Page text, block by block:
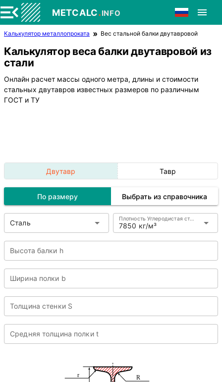
METCALC.INFO
Калькулятор металлопроката Вес стальной балки двутавровой
Калькулятор веса балки двутавровой из
стали
Онлайн расчет массы одного метра, длины и стоимости
стальных двутавров известных размеров по различным
ГОСТ и ТУ
Двутавр Тавр
По размеру Выбрать из справочника
Сталь 7850 кг/м³
Плотность Углеродистая сталь
Высота балки h
Ширина полки b
Толщина стенки S
Средняя толщина полки t